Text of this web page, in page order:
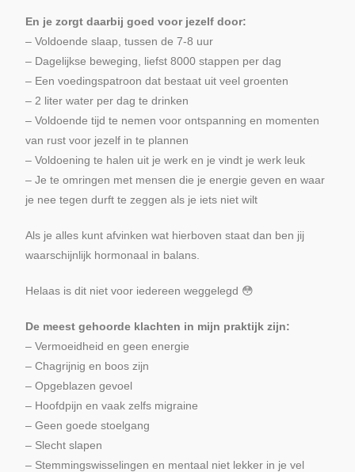
En je zorgt daarbij goed voor jezelf door:
– Voldoende slaap, tussen de 7-8 uur
– Dagelijkse beweging, liefst 8000 stappen per dag
– Een voedingspatroon dat bestaat uit veel groenten
– 2 liter water per dag te drinken
– Voldoende tijd te nemen voor ontspanning en momenten
van rust voor jezelf in te plannen
– Voldoening te halen uit je werk en je vindt je werk leuk
– Je te omringen met mensen die je energie geven en waar
je nee tegen durft te zeggen als je iets niet wilt
Als je alles kunt afvinken wat hierboven staat dan ben jij
waarschijnlijk hormonaal in balans.
Helaas is dit niet voor iedereen weggelegd 😳
De meest gehoorde klachten in mijn praktijk zijn:
– Vermoeidheid en geen energie
– Chagrijnig en boos zijn
– Opgeblazen gevoel
– Hoofdpijn en vaak zelfs migraine
– Geen goede stoelgang
– Slecht slapen
– Stemmingswisselingen en mentaal niet lekker in je vel